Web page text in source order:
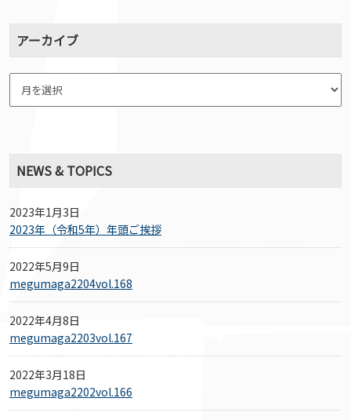
アーカイブ
NEWS & TOPICS
2023年1月3日
2023年（令和5年）年頭ご挨拶
2022年5月9日
megumaga2204vol.168
2022年4月8日
megumaga2203vol.167
2022年3月18日
megumaga2202vol.166